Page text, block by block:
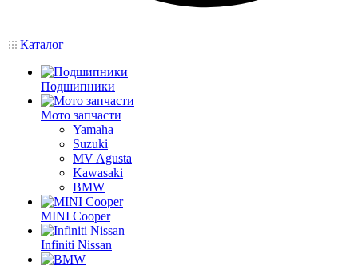
Каталог
Подшипники
Мото запчасти
Yamaha
Suzuki
MV Agusta
Kawasaki
BMW
MINI Cooper
Infiniti Nissan